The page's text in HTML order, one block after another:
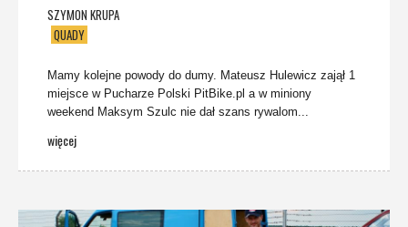
SZYMON KRUPA
QUADY
Mamy kolejne powody do dumy. Mateusz Hulewicz zajął 1
miejsce w Pucharze Polski PitBike.pl a w miniony
weekend Maksym Szulc nie dał szans rywalom...
więcej